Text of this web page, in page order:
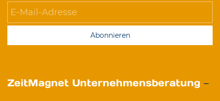
Abonnieren
ZeitMagnet Unternehmensberatung –